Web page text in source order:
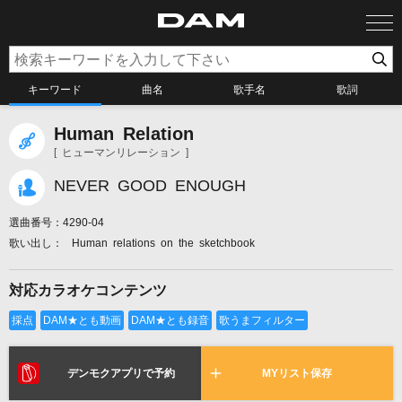
キーワード 曲名 歌手名 歌詞
カラオケ検索
全国りれき
リアルタイムで歌われている曲の一覧
Human Relation
[ ヒューマンリレーション ]
NEVER GOOD ENOUGH
選曲番号： 4290-04
Human relations on the sketchbook
対応カラオケコンテンツ
デンモクアプリで予約 MYリスト保存